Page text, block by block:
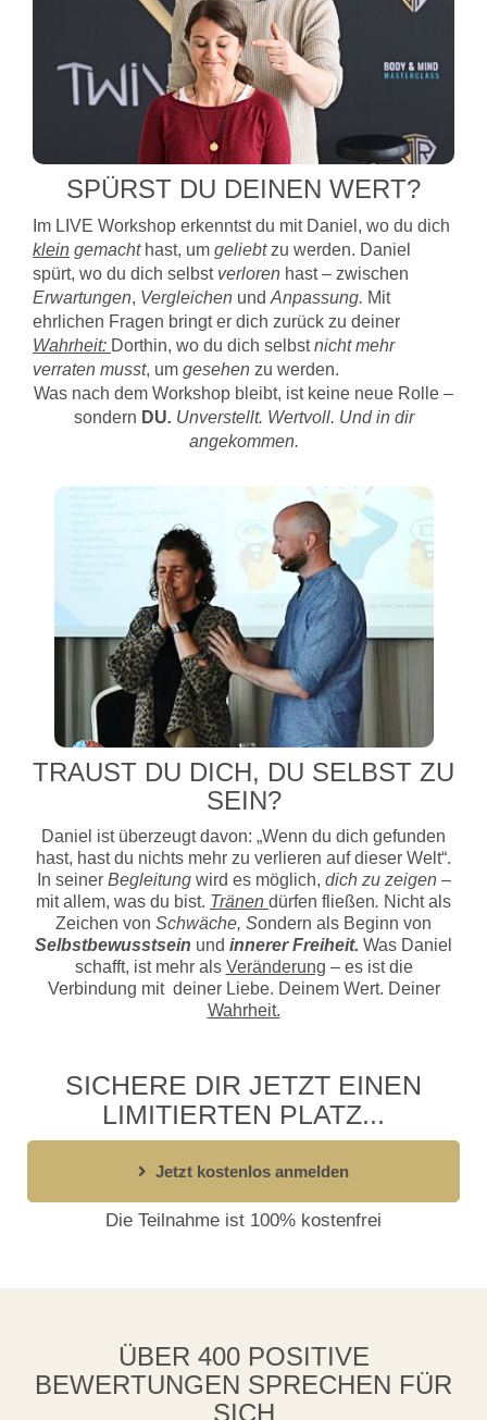
SPÜRST DU DEINEN WERT?
Im LIVE Workshop erkenntst du mit Daniel, wo du dich
klein gemachthast, um geliebtzu werden. Daniel
spürt, wo du dich selbst verloren hast – zwischen
Erwartungen, Vergleichen und Anpassung. Mit
ehrlichen Fragen bringt er dich zurück zu deiner
Wahrheit: Dorthin, wo du dich selbstnicht mehr
verraten musst, um gesehen zu werden.
Was nach dem Workshop bleibt, ist keine neue Rolle –
sondern DU. Unverstellt. Wertvoll. Und in dir
angekommen.
TRAUST DU DICH, DU SELBST ZU
SEIN?
Daniel ist überzeugt davon: „Wenn du dich gefunden
hast, hast du nichts mehr zu verlieren auf dieser Welt“.
In seiner Begleitungwird es möglich, dich zu zeigen–
mit allem, was du bist. Tränen dürfen fließen. Nicht als
Zeichen von Schwäche, Sondern als Beginn von
Selbstbewusstsein und innerer Freiheit. Was Daniel
schafft, ist mehr als Veränderung – es ist die
Verbindung mit deiner Liebe. Deinem Wert. Deiner
Wahrheit.
SICHERE DIR JETZT EINEN
LIMITIERTEN PLATZ...
Jetzt kostenlos anmelden
Die Teilnahme ist 100% kostenfrei
ÜBER 400 POSITIVE
BEWERTUNGEN SPRECHEN FÜR
SICH